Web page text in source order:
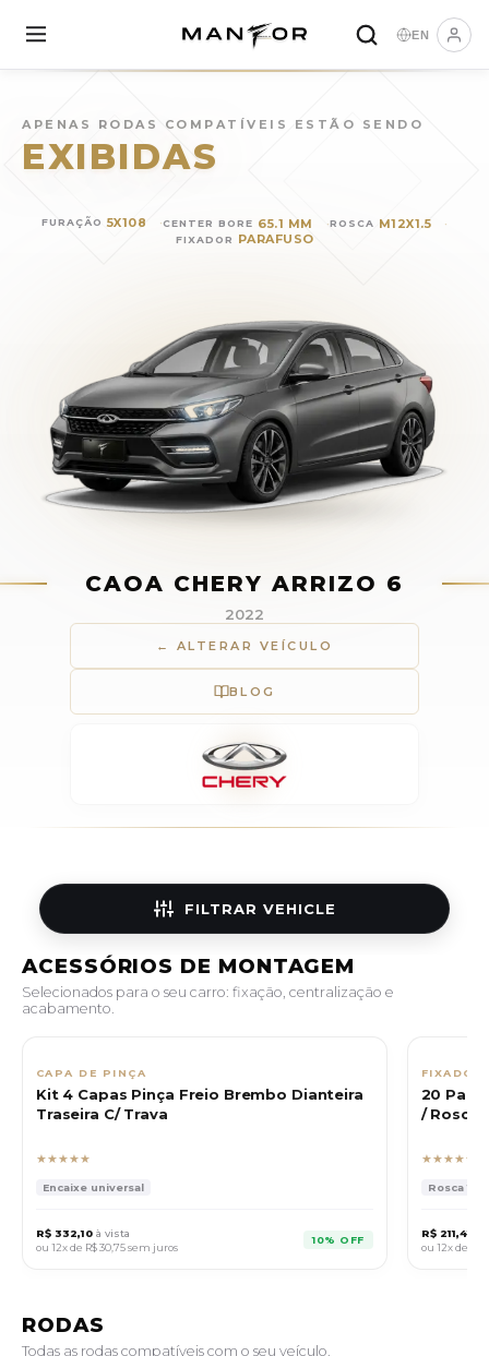
EN
APENAS RODAS COMPATÍVEIS ESTÃO SENDO
EXIBIDAS
FURAÇÃO 5X108 CENTER BORE 65.1 MM ROSCA M12X1.5
FIXADOR PARAFUSO
CAOA CHERY ARRIZO 6
2022
← ALTERAR VEÍCULO
BLOG
FILTRAR VEHICLE
ACESSÓRIOS DE MONTAGEM
Selecionados para o seu carro: fixação, centralização e
acabamento.
CAPA DE PINÇA
Kit 4 Capas Pinça Freio Brembo Dianteira
Traseira C/ Trava
★★★★★
Encaixe universal
R$ 332,10 à vista
ou 12x de R$ 30,75sem juros
10% OFF
20
/ Rosca
★★★★★
Rosca
R$ 211,41
ou 12x de
RODAS
Todas as rodas compatíveis com o seu veículo.